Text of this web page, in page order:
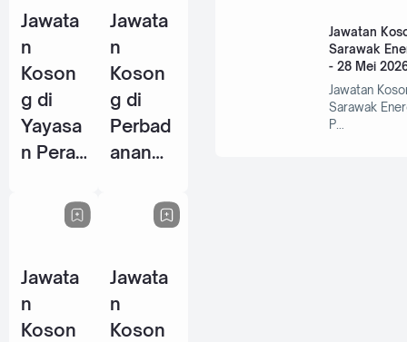
2026
Excelle
nce
(SCOP
E) - 15
Jun
2026
Jawata
n
Koson
g di
Yayasa
n Perak
Jawata
n
Koson
g di
Perbad
anan
Selang
or - 5
2026
Jawata
n
Koson
Jawata
n
Koson
Jawatan
Sarawak
- 28 Mei
Jawatan
Sarawak
P…